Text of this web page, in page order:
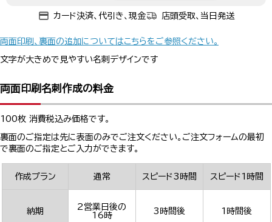
カード決済、代引き、現金 店頭受取、当日発送
両面印刷、裏面の追加についてはこちらをご参照ください。
文字が大きめで見やすい名刺デザインです
両面印刷名刺作成の料金
100枚 消費税込み価格です。
裏面のご指定は先に表面のみでご注文ください。ご注文フォームの最初
で裏面のご指定とご入力ができます。
作成プラン 通常 スピード3時間 スピード1時間
納期
2営業日後の
16時
3時間後 1時間後